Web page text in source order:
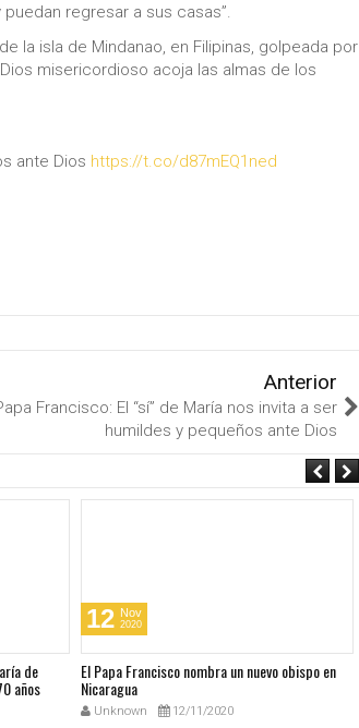
regresar a sus casas”.
la isla de Mindanao, en Filipinas, golpeada por
misericordioso acoja las almas de los
ante Dios https://t.co/d87mEQ1ned
Anterior
Francisco: El “sí” de María nos invita a ser
humildes y pequeños ante Dios
de
años
12 Nov
2020
El Papa Francisco nombra un nuevo obispo en
Nicaragua
Unknown 12/11/2020